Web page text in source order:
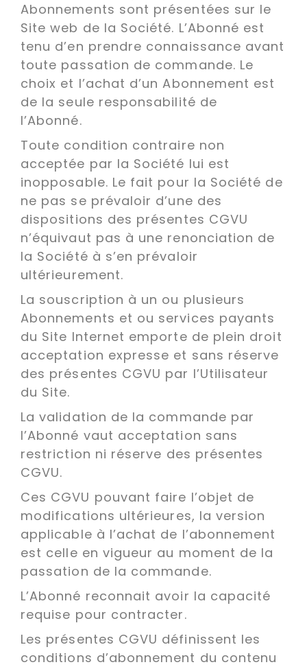
Abonnements sont présentées sur le
Site web de la Société. L’Abonné est
tenu d’en prendre connaissance avant
toute passation de commande. Le
choix et l’achat d’un Abonnement est
de la seule responsabilité de
l’Abonné.
Toute condition contraire non
acceptée par la Société lui est
inopposable. Le fait pour la Société de
ne pas se prévaloir d’une des
dispositions des présentes CGVU
n’équivaut pas à une renonciation de
la Société à s’en prévaloir
ultérieurement.
La souscription à un ou plusieurs
Abonnements et ou services payants
du Site Internet emporte de plein droit
acceptation expresse et sans réserve
des présentes CGVU par l’Utilisateur
du Site.
La validation de la commande par
l’Abonné vaut acceptation sans
restriction ni réserve des présentes
CGVU.
Ces CGVU pouvant faire l’objet de
modifications ultérieures, la version
applicable à l’achat de l’abonnement
est celle en vigueur au moment de la
passation de la commande.
L’Abonné reconnait avoir la capacité
requise pour contracter.
Les présentes CGVU définissent les
conditions d’abonnement du contenu